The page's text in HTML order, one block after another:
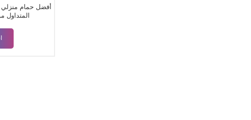
أفضل حمام منزلي
المتداول